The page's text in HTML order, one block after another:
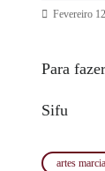
Fevereiro
Para
Sifu
artes